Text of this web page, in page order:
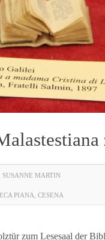
SUSANNE MARTIN
PIANA CESENA
zum Lesesaal der